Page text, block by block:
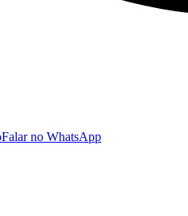
Falar no WhatsApp